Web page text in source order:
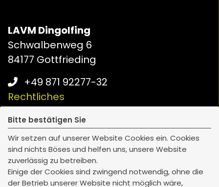
Bitte bestätigen Sie
Wir setzen auf unserer Website Cookies ein. Cookies
sind nichts Böses und helfen uns, unsere Website
zuverlässig zu betreiben.
Einige der Cookies sind zwingend notwendig, ohne die
der Betrieb unserer Website nicht möglich wäre,
LAVM Dingolfing
Schwalbenweg 6
84177 Gottfrieding
+49 871 92277-32
Rechtliches
Impressum
Erstinformation
Datenschutz
Barrierefreiheit